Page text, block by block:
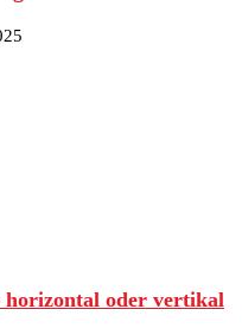
horizontal oder vertikal